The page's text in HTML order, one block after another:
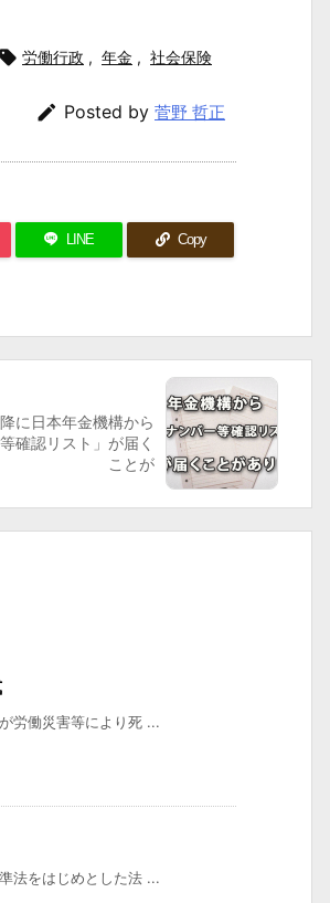
 労働行政 , 年金 , 社会保険
 Posted by 菅野 哲正
LINE Copy
に日本年金機構から
確認リスト」が届く
ことが
労働災害等により死 ...
法をはじめとした法 ...